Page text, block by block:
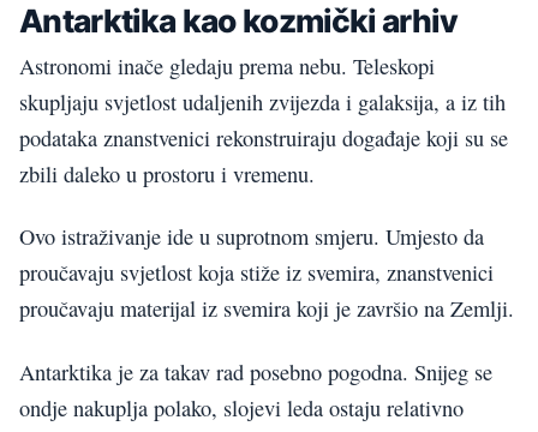
Antarktika kao kozmički arhiv
Astronomi inače gledaju prema nebu. Teleskopi
skupljaju svjetlost udaljenih zvijezda i galaksija, a iz tih
podataka znanstvenici rekonstruiraju događaje koji su se
zbili daleko u prostoru i vremenu.
Ovo istraživanje ide u suprotnom smjeru. Umjesto da
proučavaju svjetlost koja stiže iz svemira, znanstvenici
proučavaju materijal iz svemira koji je završio na Zemlji.
Antarktika je za takav rad posebno pogodna. Snijeg se
ondje nakuplja polako, slojevi leda ostaju relativno